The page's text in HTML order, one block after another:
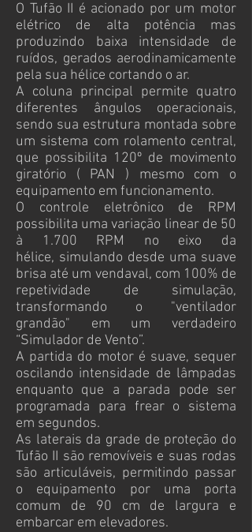
O Tufão II é acionado por um motor
elétrico de alta potência mas
produzindo baixa intensidade de
ruídos, gerados aerodinamicamente
pela sua hélice cortando o ar.
A coluna principal permite quatro
diferentes ângulos operacionais,
sendo sua estrutura montada sobre
um sistema com rolamento central,
que possibilita 120º de movimento
giratório ( PAN ) mesmo com o
equipamento em funcionamento.
O controle eletrônico de RPM
possibilita uma variação linear de 50
à 1.700 RPM no eixo da
hélice, simulando desde uma suave
brisa até um vendaval, com 100% de
repetividade de simulação,
transformando o "ventilador
grandão" em um verdadeiro
“Simulador de Vento”.
A partida do motor é suave, sequer
oscilando intensidade de lâmpadas
enquanto que a parada pode ser
programada para frear o sistema
em segundos.
As laterais da grade de proteção do
Tufão II são removíveis e suas rodas
são articuláveis, permitindo passar
o equipamento por uma porta
comum de 90 cm de largura e
embarcar em elevadores.